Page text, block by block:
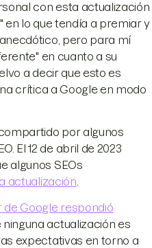
con esta actualización
en lo que tendía a premiar y
pero para mí
en cuanto a su
a decir que esto es
crítica a Google en modo
por algunos
El 12 de abril de 2023
algunos SEOs
actualización
de Google respondió
actualización es
expectativas en torno a